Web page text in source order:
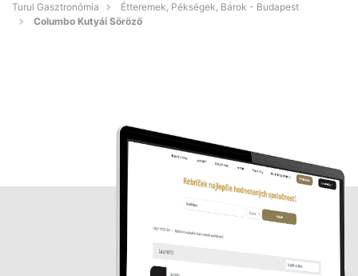
Turul Gasztronómia
Étteremek, Pékségek, Bárok - Budapest
Columbo Kutyái Söröző